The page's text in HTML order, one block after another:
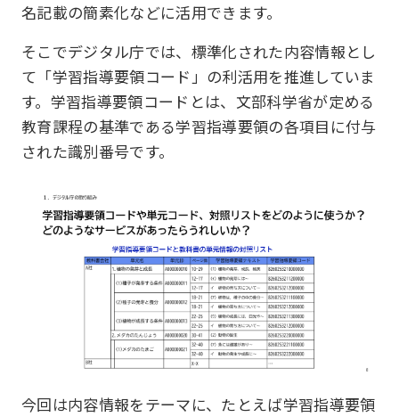
名記載の簡素化などに活用できます。
そこでデジタル庁では、標準化された内容情報とし
て「学習指導要領コード」の利活用を推進していま
す。学習指導要領コードとは、文部科学省が定める
教育課程の基準である学習指導要領の各項目に付与
された識別番号です。
今回は内容情報をテーマに、たとえば学習指導要領